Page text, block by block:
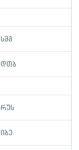
სმგ
დთბ
რუს
იბე